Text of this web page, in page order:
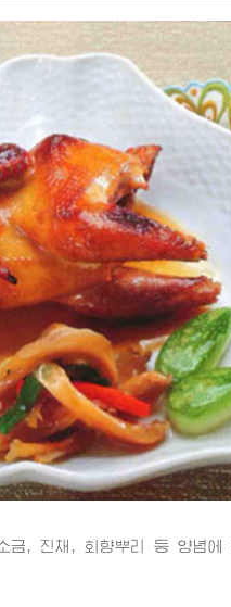
, 진채, 회향뿌리 등 양념에